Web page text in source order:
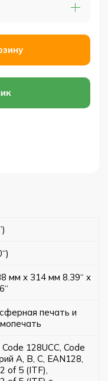
мм x 314 мм 8.39“ x
печать и
128UCC, Code
A, B, C, EAN128,
of 5 (ITF),